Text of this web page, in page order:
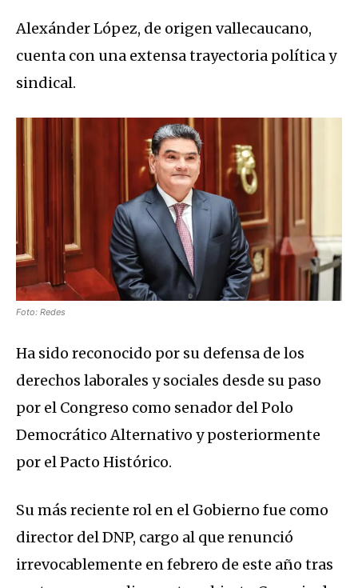
Alexánder López, de origen vallecaucano,
cuenta con una extensa trayectoria política y
sindical.
Foto: Redes
Ha sido reconocido por su defensa de los
derechos laborales y sociales desde su paso
por el Congreso como senador del Polo
Democrático Alternativo y posteriormente
por el Pacto Histórico.
Su más reciente rol en el Gobierno fue como
director del DNP, cargo al que renunció
irrevocablemente en febrero de este año tras